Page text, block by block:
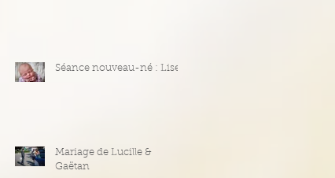
Séance nouveau-né : Lise
Mariage de Lucille &
Gaëtan